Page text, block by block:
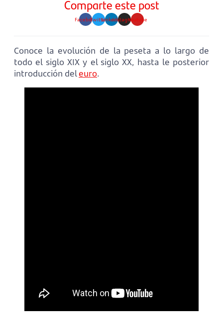
Comparte este post
FacebookTwitterLinkedinInstagramYoutube
Conoce la evolución de la peseta a lo largo de
todo el siglo XIX y el siglo XX, hasta le posterior
introducción deleuro.